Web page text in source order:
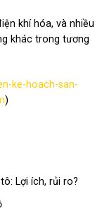
khí hóa, và nhiều
khác trong tương
ke-hoach-san-
)
Lợi ích, rủi ro?